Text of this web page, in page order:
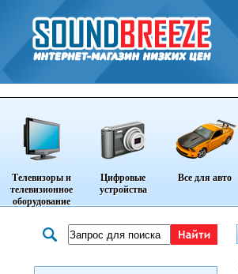
Телевизоры и
телевизионное
оборудование
Цифровые
устройства
Все для авто